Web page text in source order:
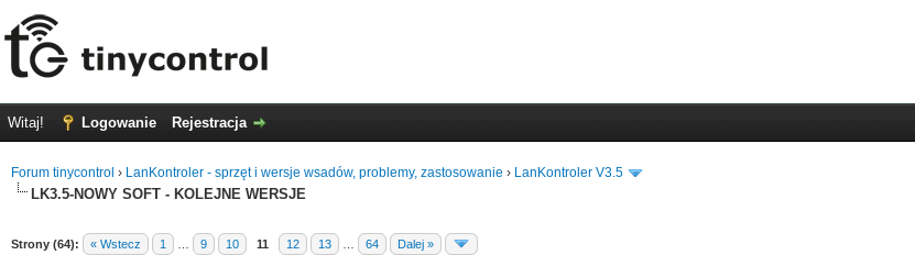
Witaj! Logowanie Rejestracja
Forum tinycontrol › LanKontroler - sprzęt i wersje wsadów, problemy, zastosowanie › LanKontroler V3.5
LK3.5-NOWY SOFT - KOLEJNE WERSJE
Strony (64): « Wstecz 1 9 10 11 12 13 64 Dalej »
0 głosów - średnia: 0
12345